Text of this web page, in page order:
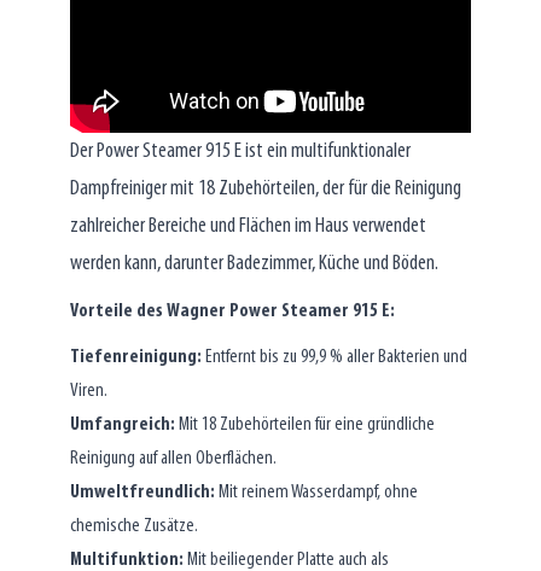
Der Power Steamer 915 E ist ein multifunktionaler
Dampfreiniger mit 18 Zubehörteilen, der für die Reinigung
zahlreicher Bereiche und Flächen im Haus verwendet
werden kann, darunter Badezimmer, Küche und Böden.
Vorteile des Wagner Power Steamer 915 E:
Tiefenreinigung: Entfernt bis zu 99,9 % aller Bakterien und
Viren.
Umfangreich: Mit 18 Zubehörteilen für eine gründliche
Reinigung auf allen Oberflächen.
Umweltfreundlich: Mit reinem Wasserdampf, ohne
chemische Zusätze.
Multifunktion: Mit beiliegender Platte auch als